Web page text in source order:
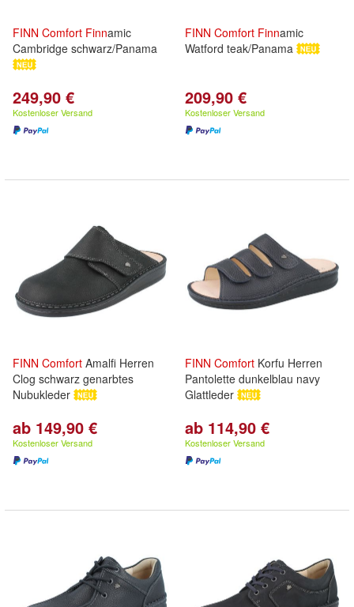
FINN Comfort Finnamic
Cambridge schwarz/Panama
249,90 €
Kostenloser Versand
FINN Comfort Finnamic
Watford teak/Panama
209,90 €
Kostenloser Versand
FINN Comfort Amalfi Herren
Clog schwarz genarbtes
Nubukleder
ab 149,90 €
Kostenloser Versand
FINN Comfort Korfu Herren
Pantolette dunkelblau navy
Glattleder
ab 114,90 €
Kostenloser Versand